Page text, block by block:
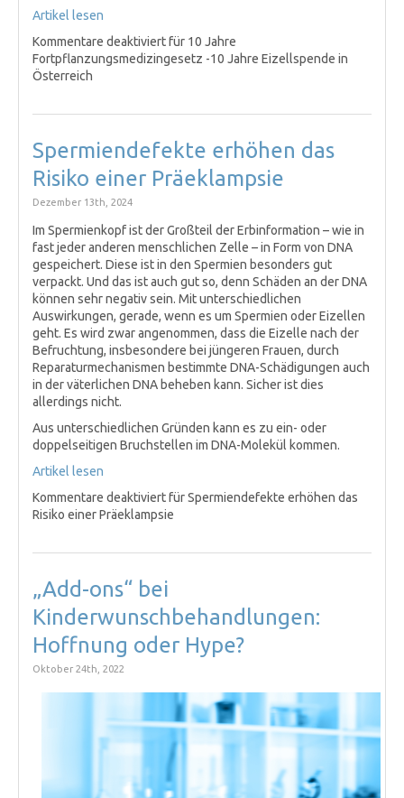
Artikel lesen
Kommentare deaktiviertfür 10 Jahre
Fortpflanzungsmedizingesetz -10 Jahre Eizellspende in
Österreich
Spermiendefekte erhöhen das
Risiko einer Präeklampsie
Dezember 13th, 2024
Im Spermienkopf ist der Großteil der Erbinformation – wie in
fast jeder anderen menschlichen Zelle – in Form von DNA
gespeichert. Diese ist in den Spermien besonders gut
verpackt. Und das ist auch gut so, denn Schäden an der DNA
können sehr negativ sein. Mit unterschiedlichen
Auswirkungen, gerade, wenn es um Spermien oder Eizellen
geht. Es wird zwar angenommen, dass die Eizelle nach der
Befruchtung, insbesondere bei jüngeren Frauen, durch
Reparaturmechanismen bestimmte DNA-Schädigungen auch
in der väterlichen DNA beheben kann. Sicher ist dies
allerdings nicht.
Aus unterschiedlichen Gründen kann es zu ein- oder
doppelseitigen Bruchstellen im DNA-Molekül kommen.
Artikel lesen
Kommentare deaktiviertfür Spermiendefekte erhöhen das
Risiko einer Präeklampsie
„Add-ons“ bei
Kinderwunschbehandlungen:
Hoffnung oder Hype?
Oktober 24th, 2022